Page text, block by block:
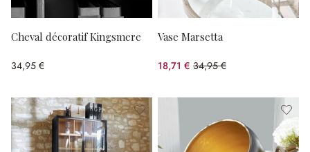
Cheval décoratif Kingsmere
34,95 €
Vase Marsetta
18,71 € 34,95 €
(46.47%spared)